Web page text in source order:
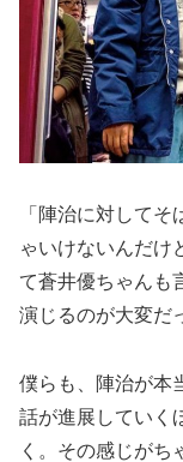
「陣治に対して
ゃいけないんだけ
て蒼井優ちゃんも
演じるのが大変だ
僕らも、陣治が本
話が進展していく
く。その感じがち